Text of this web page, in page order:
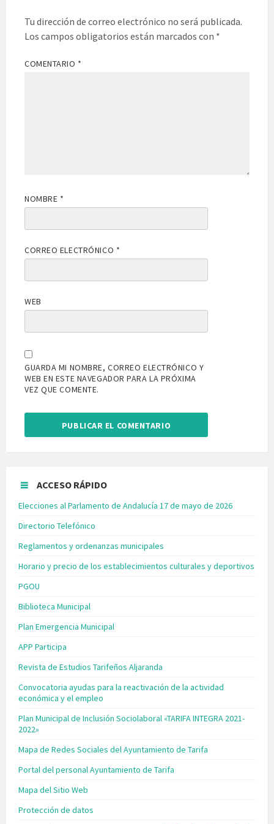
Tu dirección de correo electrónico no será publicada.
Los campos obligatorios están marcados con *
COMENTARIO *
NOMBRE *
CORREO ELECTRÓNICO *
WEB
GUARDA MI NOMBRE, CORREO ELECTRÓNICO Y
WEB EN ESTE NAVEGADOR PARA LA PRÓXIMA
VEZ QUE COMENTE.
ACCESO RÁPIDO
Elecciones al Parlamento de Andalucía 17 de mayo de 2026
Directorio Telefónico
Reglamentos y ordenanzas municipales
Horario y precio de los establecimientos culturales y deportivos
PGOU
Biblioteca Municipal
Plan Emergencia Municipal
APP Participa
Revista de Estudios Tarifeños Aljaranda
Convocatoria ayudas para la reactivación de la actividad
económica y el empleo
Plan Municipal de Inclusión Sociolaboral «TARIFA INTEGRA 2021-
2022»
Mapa de Redes Sociales del Ayuntamiento de Tarifa
Portal del personal Ayuntamiento de Tarifa
Mapa del Sitio Web
Protección de datos